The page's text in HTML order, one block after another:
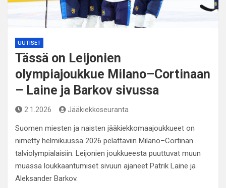
UUTISET
Tässä on Leijonien
olympiajoukkue Milano–Cortinaan
– Laine ja Barkov sivussa
2.1.2026 Jääkiekkoseuranta
Suomen miesten ja naisten jääkiekkomaajoukkueet on
nimetty helmikuussa 2026 pelattaviin Milano–Cortinan
talviolympialaisiin. Leijonien joukkueesta puuttuvat muun
muassa loukkaantumiset sivuun ajaneet Patrik Laine ja
Aleksander Barkov.